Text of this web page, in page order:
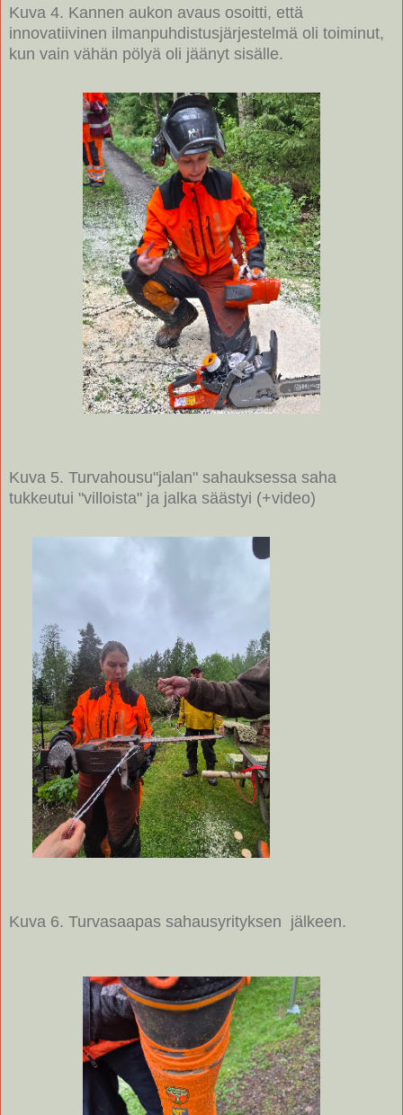
Kuva 4. Kannen aukon avaus osoitti, että
innovatiivinen ilmanpuhdistusjärjestelmä oli toiminut,
kun vain vähän pölyä oli jäänyt sisälle.
Kuva 5. Turvahousu"jalan" sahauksessa saha
tukkeutui "villoista" ja jalka säästyi (+video)
Kuva 6. Turvasaapas sahausyrityksen jälkeen.